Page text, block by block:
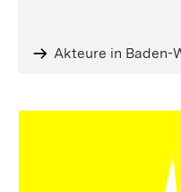
Akteure in Baden-